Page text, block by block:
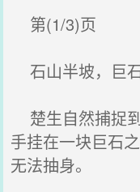
第(1/3)页
石山半坡，巨石
楚生自然捕捉
手挂在一块巨石
无法抽身。